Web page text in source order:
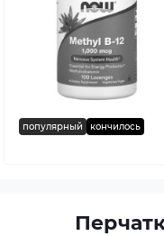
популярный кончилось